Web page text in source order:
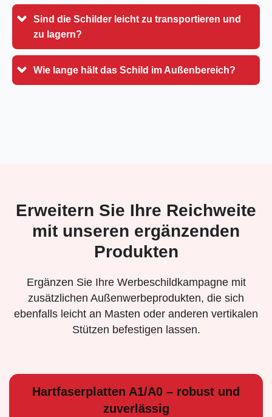
Sind die Schilder leicht zu transportieren und
zu lagern?
Wie lange hält das Schild im Außenbereich?
Erweitern Sie Ihre Reichweite
mit unseren ergänzenden
Produkten
Ergänzen Sie Ihre Werbeschildkampagne mit
zusätzlichen Außenwerbeprodukten, die sich
ebenfalls leicht an Masten oder anderen vertikalen
Stützen befestigen lassen.
Hartfaserplatten A1/A0 – robust und
zuverlässig